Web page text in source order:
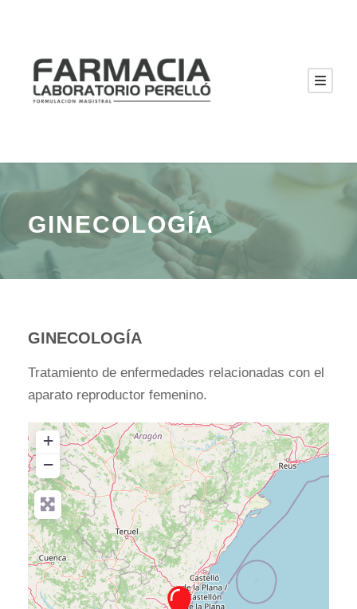
GINECOLOGÍA
GINECOLOGÍA
Tratamiento de enfermedades relacionadas con el
aparato reproductor femenino.
+
−